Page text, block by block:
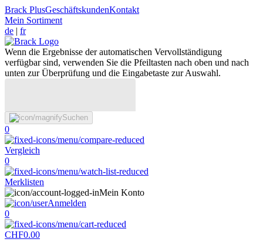
Brack PlusGeschäftskundenKontakt
Mein Sortiment
de | fr
Wenn die Ergebnisse der automatischen Vervollständigung
verfügbar sind, verwenden Sie die Pfeiltasten nach oben und nach
unten zur Überprüfung und die Eingabetaste zur Auswahl.
Suchen
0
Vergleich
0
Merklisten
Mein Konto
Anmelden
0
CHF0.00